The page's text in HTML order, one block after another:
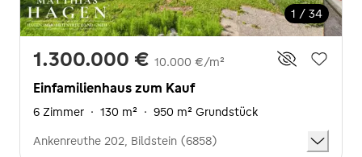
1 / 34
1.300.000 € 10.000 €/m²
Einfamilienhaus zum Kauf
6 Zimmer · 130 m² · 950 m² Grundstück
Ankenreuthe 202, Bildstein (6858)